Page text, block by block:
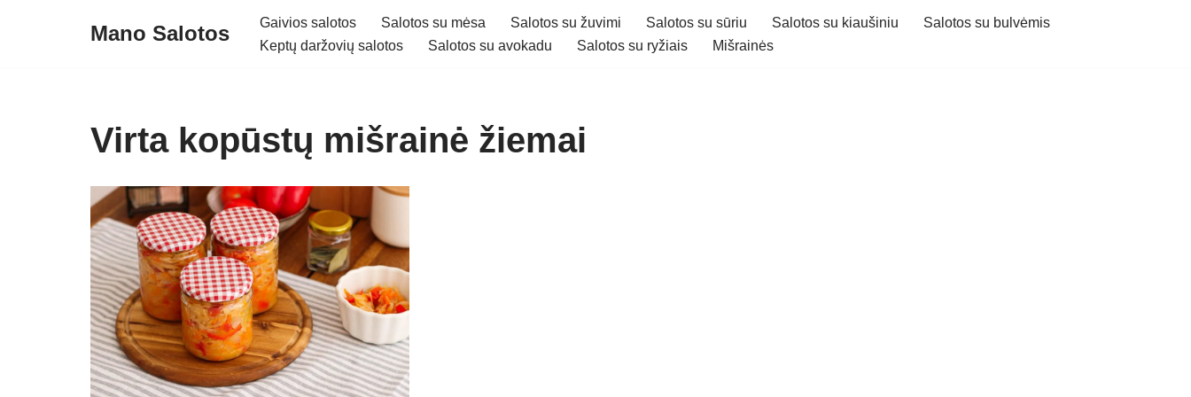
Mano Salotos Gaivios salotos Salotos su mėsa Salotos su žuvimi Salotos su sūriu Salotos su kiaušiniu
Salotos su bulvėmis
Keptų daržovių salotos
Salotos su avokadu Salotos su ryžiais Mišrainės
Virta kopūstų mišrainė žiemai